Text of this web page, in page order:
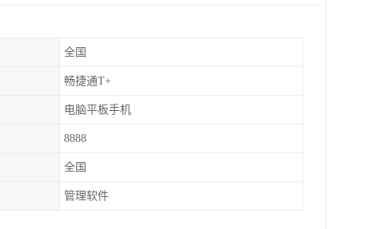
全国
畅捷通T+
电脑平板手机
8888
全国
管理软件